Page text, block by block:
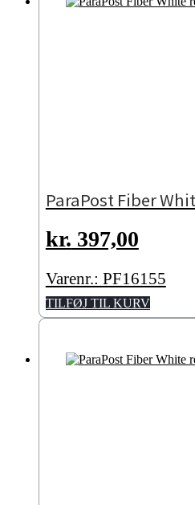
ParaPost Fiber
kr. 397,00
Varenr.: PF16155
TILFØJ TIL KURV